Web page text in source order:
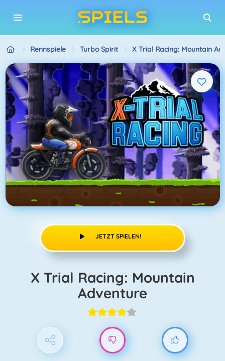
Rennspiele Turbo Spirit X Trial Racing: Mountain
JETZT SPIELEN!
X Trial Racing: Mountain
Adventure